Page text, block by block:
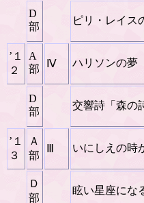
D
部
ピリ・レイス
’１
２
A
部
Ⅳ ハリソンの夢
D
部
交響詩「森の
’１
３
Ａ
部
いにしえの時
Ｄ
部
眩い星座にな